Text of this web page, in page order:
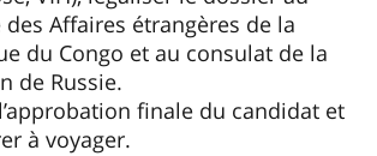
Affaires étrangères de la
du Congo et au consulat de la
de Russie.
finale du candidat et
à voyager.